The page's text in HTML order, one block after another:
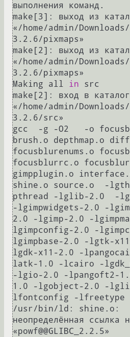
выполнения команд.
make[3]: выход из
«/home/admin/
3.2.6/pixmaps»
make[2]: выход из
«/home/admin/
3.2.6/pixmaps»
Making all in src
make[2]: вход в каталог
«/home/admin/
3.2.6/src»
gcc  -g -O2   -o
brush.o depthmap.o
focusblurenums.o
focusblurrc.o
gimpplugin.o
shine.o source.o  -
pthread -lglib-2.0  -
-lgimpwidgets-2.0 -
2.0 -lgimp-2.0 -
lgimpconfig-2.0 -
lgimpbase-2.0 -lgtk-
lgdk-x11-2.0 -
latk-1.0 -lcairo -
-lgio-2.0 -lpangoft2-
1.0 -lgobject-2.0 -
lfontconfig -
/usr/bin/ld: shine.o:
неопределённая ссылка
«powf@@GLIBC_2.2.5»